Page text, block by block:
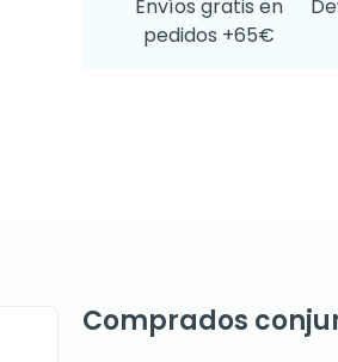
Envíos gratis en
pedidos +65€
Comprados